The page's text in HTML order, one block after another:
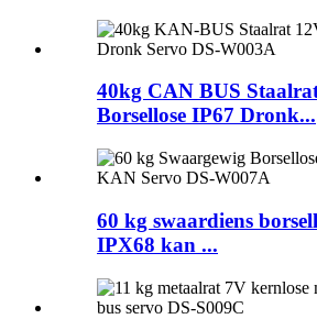
40kg CAN BUS
Borsellose IP67 Dronk...
60 kg swaardiens
IPX68 kan ...